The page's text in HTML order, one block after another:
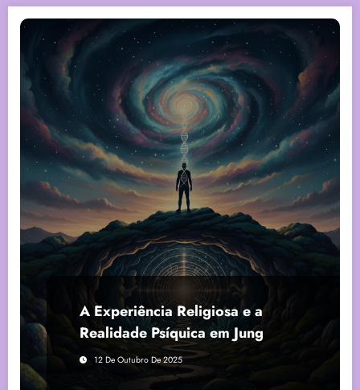
A Experiência Religiosa e a
Realidade Psíquica em Jung
12 De Outubro De 2025